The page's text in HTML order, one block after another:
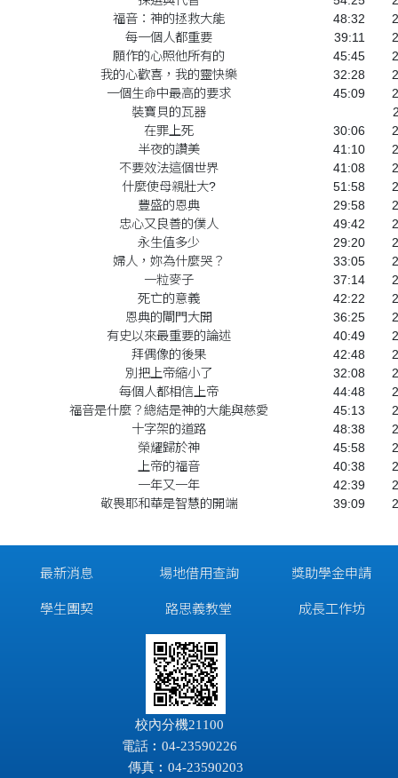
福音：神的拯救大能
48:32
每一個人都重要
39:11
願作的心照他所有的
45:45
我的心歡喜，我的靈快樂
32:28
一個生命中最高的要求
45:09
裝寶貝的瓦器
在罪上死
30:06
半夜的讚美
41:10
不要效法這個世界
41:08
什麼使母親壯大?
51:58
豐盛的恩典
29:58
忠心又良善的僕人
49:42
永生值多少
29:20
婦人，妳為什麼哭？
33:05
一粒麥子
37:14
死亡的意義
42:22
恩典的閘門大開
36:25
有史以來最重要的論述
40:49
拜偶像的後果
42:48
別把上帝縮小了
32:08
每個人都相信上帝
44:48
福音是什麼？總結是神的大能與慈愛
45:13
十字架的道路
48:38
榮耀歸於神
45:58
上帝的福音
40:38
一年又一年
42:39
敬畏耶和華是智慧的開端
39:09
最新消息
學生團契
場地借用查詢
路思義教堂
獎助學金申請
成長工作坊
校內分機21100
電話︰04-23590226
傳真︰04-23590203